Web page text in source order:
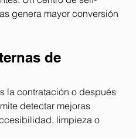
genera mayor conversión
de
la contratación o después
detectar mejoras
limpieza o